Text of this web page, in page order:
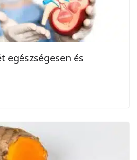
egészségesen és